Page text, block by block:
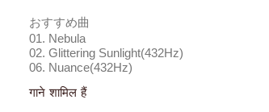
おすすめ曲
01. Nebula
02. Glittering Sunlight(432Hz)
06. Nuance(432Hz)
गाने शामिल हैं